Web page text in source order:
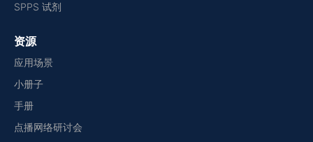
SPPS 试剂
资源
应用场景
小册子
手册
点播网络研讨会